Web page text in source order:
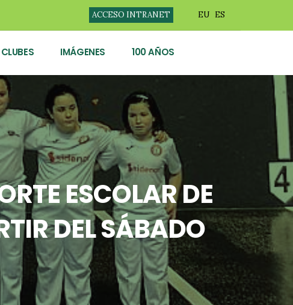
ACCESO INTRANET EU ES
CLUBES IMÁGENES 100 AÑOS
ESCOLAR DE
DEL SÁBADO